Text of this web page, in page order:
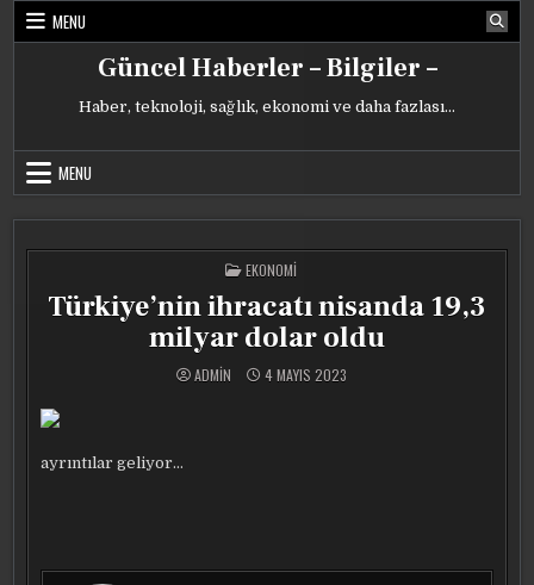
Skip
MENU
Güncel Haberler – Bilgiler –
Haber, teknoloji, sağlık, ekonomi ve daha fazlası…
MENU
POSTED
IN
EKONOMI
Türkiye’nin ihracatı nisanda 19,3
milyar dolar oldu
ADMIN 4 MAYIS 2023
ayrıntılar geliyor…